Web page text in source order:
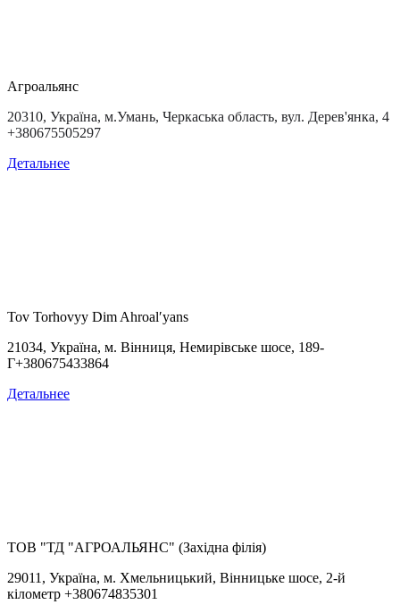
Агроальянс
20310, Україна, м.Умань, Черкаська область, вул. Дерев'янка, 4
+380675505297
Детальнее
Tov Torhovyy Dim Ahroalʹyans
21034, Україна, м. Вінниця, Немирівське шосе, 189-
Г+380675433864
Детальнее
ТОВ "ТД "АГРОАЛЬЯНС" (Західна філія)
29011, Україна, м. Хмельницький, Вінницьке шосе, 2-й
кілометр +380674835301